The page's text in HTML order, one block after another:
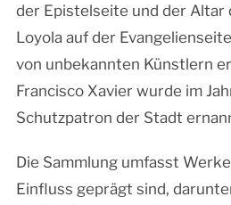
der Epistelseite und der Altar
Loyola auf der
von unbekannten Künstlern
Francisco Xavier wurde im
Schutzpatron der Stadt
Die Sammlung umfasst
Einfluss geprägt sind,